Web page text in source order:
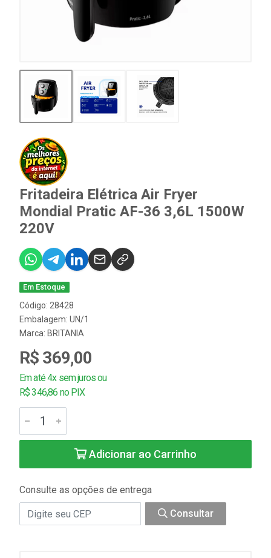
Fritadeira Elétrica Air Fryer
Mondial Pratic AF-36 3,6L 1500W
220V
Em Estoque
Código: 28428
Embalagem: UN/1
Marca: BRITANIA
R$ 369,00
Em até 4x sem juros ou
R$ 346,86 no PIX
Adicionar ao Carrinho
Consulte as opções de entrega
Consultar